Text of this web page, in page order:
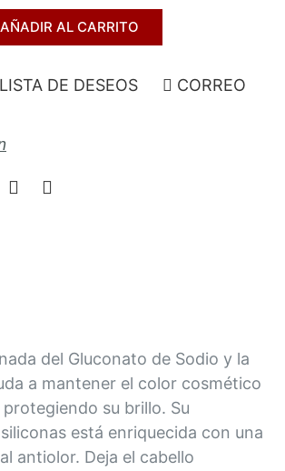
AÑADIR AL CARRITO
DE DESEOS
CORREO
del Gluconato de Sodio y la
a mantener el color cosmético
su brillo. Su
está enriquecida con una
antiolor. Deja el cabello